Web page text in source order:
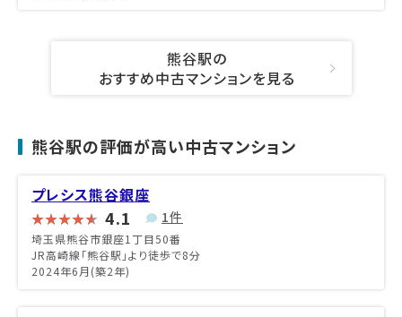
熊谷駅の
おすすめ中古マンションを見る
熊谷駅の評価が高い中古マンション
プレシス熊谷銀座
4.1 1件
埼玉県熊谷市銀座1丁目50番
JR高崎線「熊谷駅」より徒歩で8分
2024年6月(築2年)